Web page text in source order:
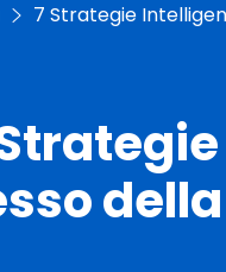
7 Strategie